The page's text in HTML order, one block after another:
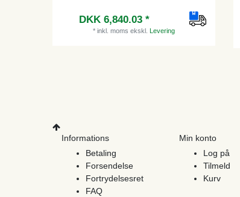
DKK 6,840.03 *
* inkl. moms ekskl. Levering
Informations
Betaling
Forsendelse
Fortrydelsesret
FAQ
Min konto
Log på
Tilmeld
Kurv